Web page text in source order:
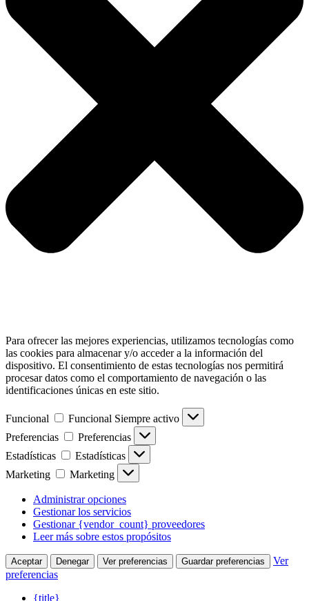
Para ofrecer las mejores experiencias, utilizamos tecnologías como
las cookies para almacenar y/o acceder a la información del
dispositivo. El consentimiento de estas tecnologías nos permitirá
procesar datos como el comportamiento de navegación o las
identificaciones únicas en este sitio.
Funcional Funcional Siempre activo
Preferencias
Preferencias
Estadísticas
Estadísticas
Marketing
Marketing
Administrar opciones
Gestionar los servicios
Gestionar {vendor_count} proveedores
Leer más sobre estos propósitos
Aceptar Denegar Ver preferencias Guardar preferencias
Ver
preferencias
{title}